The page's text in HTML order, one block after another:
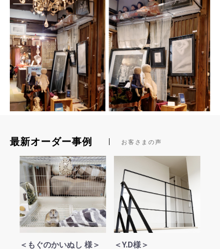
最新オーダー事例 お客さまの声
＜もぐのかいぬし 様＞
＜Y.D様＞